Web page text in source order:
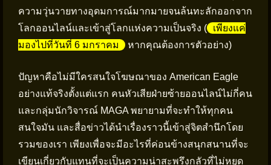
ความวุ่นวายทางอุดมการณ์มากมายจนล้นทะลักออกจาก
โลกออนไลน์และเข้าสู่โลกแห่งความเป็นจริง (
เพียงแค่
มองไปที่วันที่ 6 มกราคม
หากคุณต้องการตัวอย่าง)
ปัญหาคือไม่มีใครสนใจโฆษณาของ American Eagle
อย่างแท้จริงตั้งแต่แรก คนหัวเสียฝ่ายซ้ายออนไลน์ไม่กี่คน
และกลุ่มนักวิจารณ์ MAGA พยายามที่จะทำให้ทุกคน
สนใจมัน และสื่อข่าวได้นำเรื่องราวนี้เข้าสู่จิตสำนึกโดย
รวมของเรา เพียงเพื่อจะมีอะไรที่ค่อนข้างสนุกสนานที่จะ
เขียนเกี่ยวกับแทนที่จะเป็นความน่าสะพรึงกลัวที่ไม่หยุด